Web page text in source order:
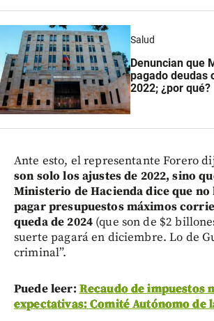
Salud
Denuncian que
pagado deudas
2022; ¿por qué?
Ante esto, el representante Forero
son solo los ajustes de 2022, sino
Ministerio de Hacienda dice que no
pagar presupuestos máximos
queda de 2024(que son de $2
suerte pagará en diciembre. Lo de
criminal”.
Puede leer: Recaudo de impuestos
expectativas: Comité Autónomo de